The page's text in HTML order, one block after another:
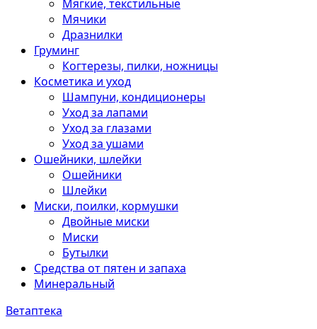
Мягкие, текстильные
Мячики
Дразнилки
Груминг
Когтерезы, пилки, ножницы
Косметика и уход
Шампуни, кондиционеры
Уход за лапами
Уход за глазами
Уход за ушами
Ошейники, шлейки
Ошейники
Шлейки
Миски, поилки, кормушки
Двойные миски
Миски
Бутылки
Средства от пятен и запаха
Минеральный
Ветаптека